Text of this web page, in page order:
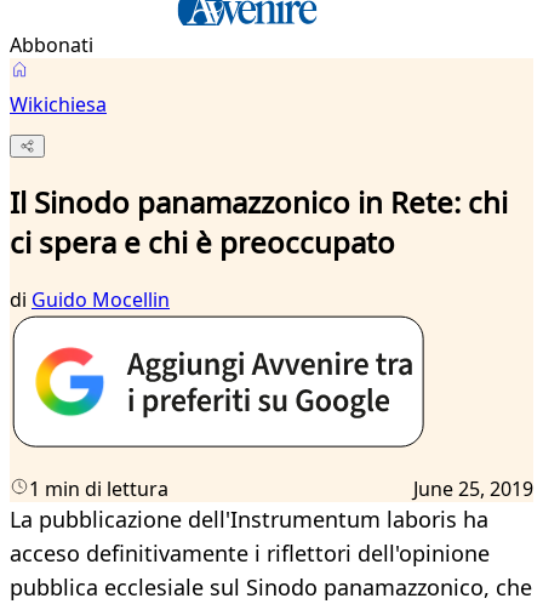
Abbonati
Wikichiesa
Il Sinodo panamazzonico in Rete: chi
ci spera e chi è preoccupato
di Guido Mocellin
1 min di lettura June 25, 2019
La pubblicazione dell'Instrumentum laboris ha
acceso definitivamente i riflettori dell'opinione
pubblica ecclesiale sul Sinodo panamazzonico, che